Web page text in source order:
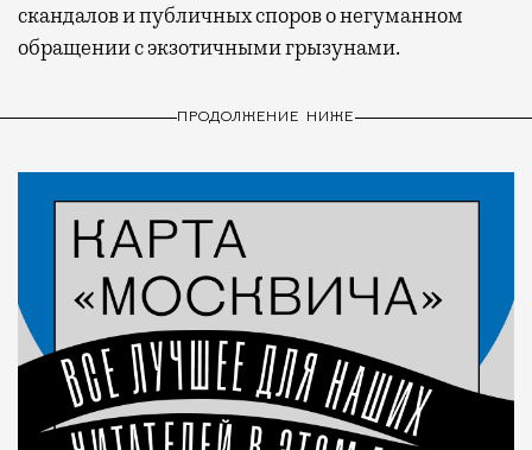
скандалов и публичных споров о негуманном
обращении с экзотичными грызунами.
ПРОДОЛЖЕНИЕ НИЖЕ